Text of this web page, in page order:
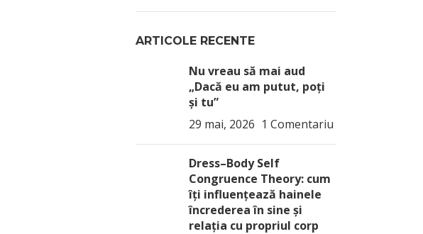
ARTICOLE RECENTE
Nu vreau să mai aud
„Dacă eu am putut, poți
și tu”
29 mai, 2026 1 Comentariu
Dress–Body Self
Congruence Theory: cum
îți influențează hainele
încrederea în sine și
relația cu propriul corp